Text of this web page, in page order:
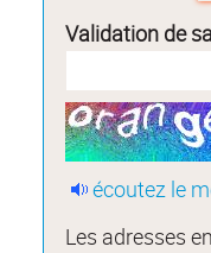
Validation de
écoutez le
Les adresses